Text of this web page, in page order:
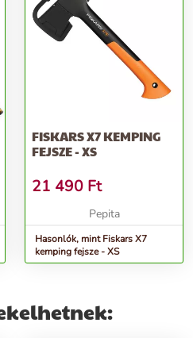
FISKARS X7 KEMPING
FEJSZE - XS
21 490 Ft
Pepita
Hasonlók, mint Fiskars X7
kemping fejsze - XS